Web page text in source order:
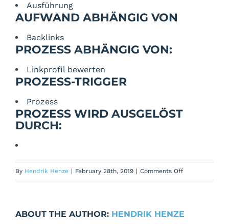
Ausführung
AUFWAND ABHÄNGIG VON
Backlinks
PROZESS ABHÄNGIG VON:
Linkprofil bewerten
PROZESS-TRIGGER
Prozess
PROZESS WIRD AUSGELÖST
DURCH:
By Hendrik Henze | February 28th, 2019 | Comments Offon
ABOUT THE AUTHOR: HENDRIK HENZE